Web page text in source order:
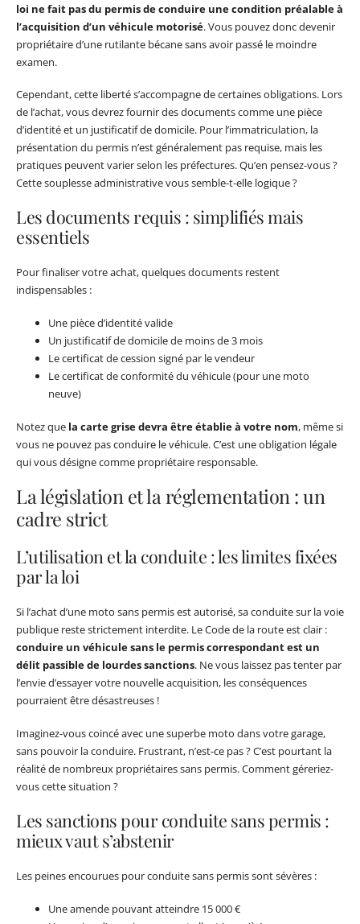
loi ne fait pas du permis de conduire une condition préalable à
l’acquisition d’un véhicule motorisé. Vous pouvez donc devenir
propriétaire d’une rutilante bécane sans avoir passé le moindre
examen.
Cependant, cette liberté s’accompagne de certaines obligations. Lors
de l’achat, vous devrez fournir des documents comme une pièce
d’identité et un justificatif de domicile. Pour l’immatriculation, la
présentation du permis n’est généralement pas requise, mais les
pratiques peuvent varier selon les préfectures. Qu’en pensez-vous ?
Cette souplesse administrative vous semble-t-elle logique ?
Les documents requis : simplifiés mais
essentiels
Pour finaliser votre achat, quelques documents restent
indispensables :
Une pièce d’identité valide
Un justificatif de domicile de moins de 3 mois
Le certificat de cession signé par le vendeur
Le certificat de conformité du véhicule (pour une moto
neuve)
Notez que la carte grise devra être établie à votre nom, même si
vous ne pouvez pas conduire le véhicule. C’est une obligation légale
qui vous désigne comme propriétaire responsable.
La législation et la réglementation : un
cadre strict
L’utilisation et la conduite : les limites fixées
par la loi
Si l’achat d’une moto sans permis est autorisé, sa conduite sur la voie
publique reste strictement interdite. Le Code de la route est clair :
conduire un véhicule sans le permis correspondant est un
délit passible de lourdes sanctions. Ne vous laissez pas tenter par
l’envie d’essayer votre nouvelle acquisition, les conséquences
pourraient être désastreuses !
Imaginez-vous coincé avec une superbe moto dans votre garage,
sans pouvoir la conduire. Frustrant, n’est-ce pas ? C’est pourtant la
réalité de nombreux propriétaires sans permis. Comment géreriez-
vous cette situation ?
Les sanctions pour conduite sans permis :
mieux vaut s’abstenir
Les peines encourues pour conduite sans permis sont sévères :
Une amende pouvant atteindre 15 000 €